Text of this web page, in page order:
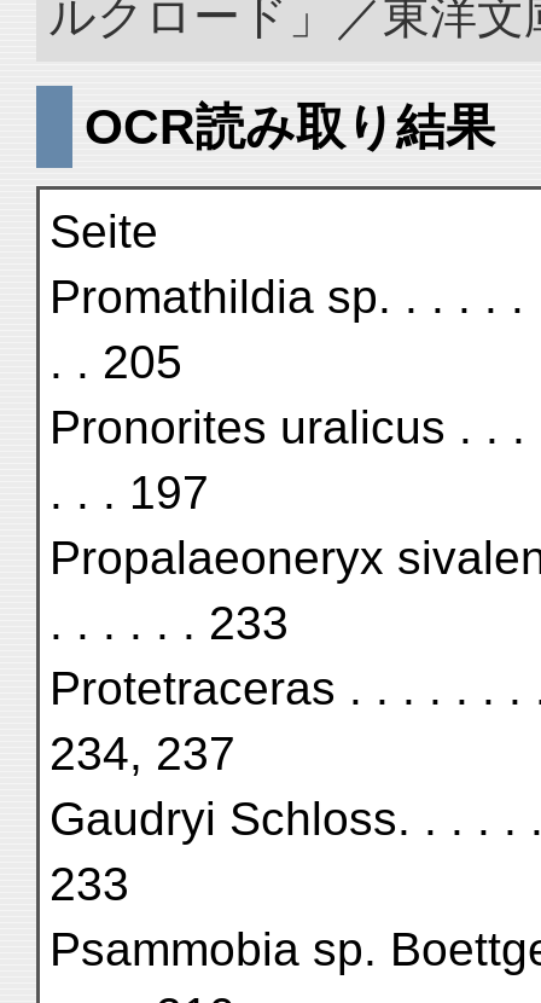
ルクロード」／東洋
OCR読み取り結果
Seite
Promathildia sp. . . . .
. . 205
Pronorites uralicus . .
. . . 197
Propalaeoneryx
. . . . . . 233
Protetraceras . . . . . .
234, 237
Gaudryi Schloss. . . . .
233
Psammobia sp.